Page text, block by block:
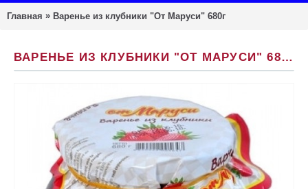
Главная » Варенье из клубники "От Маруси" 680г
ВАРЕНЬЕ ИЗ КЛУБНИКИ "ОТ МАРУСИ" 680Г